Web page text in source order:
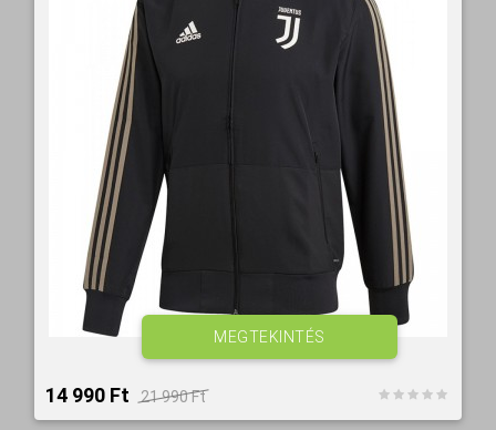
14 990 Ft‎ 21 990 Ft‎
MEGTEKINTÉS